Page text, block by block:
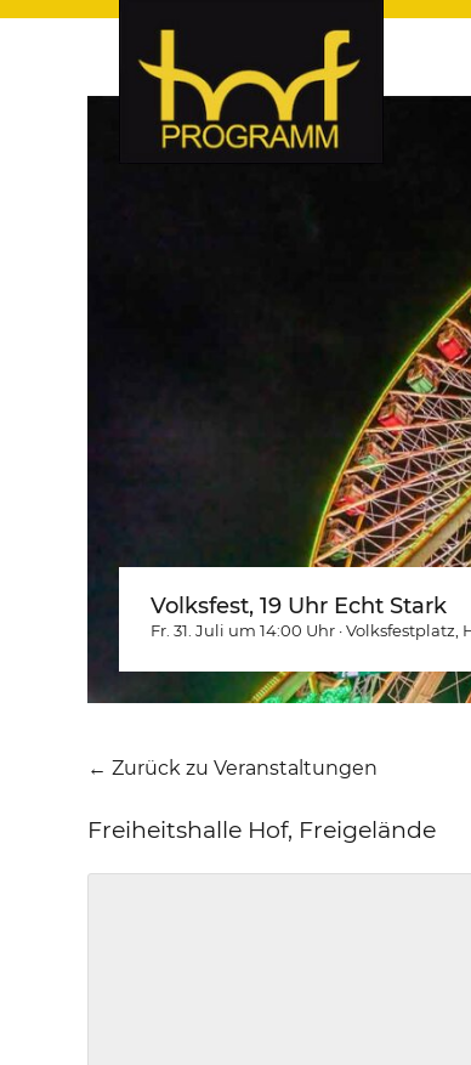
hof-programm – das
hof-programm – das Veranstaltungsportal für
Volksfest, 19 Uhr Echt Stark
Fr. 31. Juli um 14:00 Uhr ·Volksfestplatz ,
← Zurück zu Veranstaltungen
Freiheitshalle Hof, Freigelände